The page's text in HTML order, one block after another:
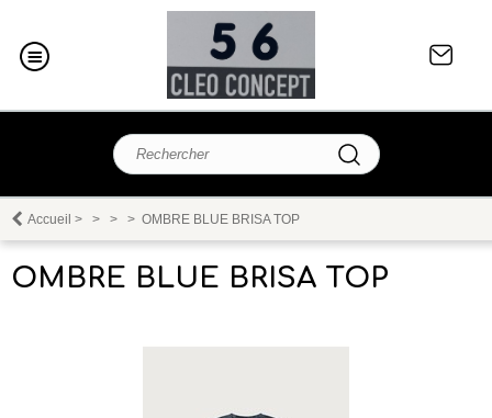
Accueil > > > > OMBRE BLUE BRISA TOP
OMBRE BLUE BRISA TOP